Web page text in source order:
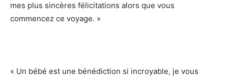
mes plus sincères félicitations alors que vous
commencez ce voyage. »
« Un bébé est une bénédiction si incroyable, je vous